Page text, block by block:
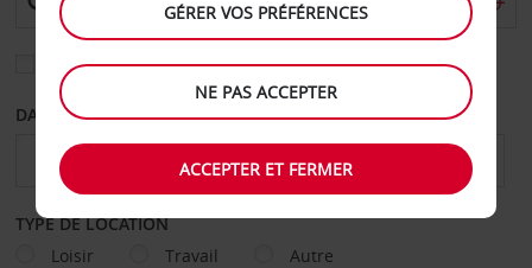
Sélectionnez une autre agence de retour
DATE DE DÉPART DATE DE RETOUR
TYPE DE LOCATION
Loisir
Travail Autre
GÉRER VOS PRÉFÉRENCES
NE PAS ACCEPTER
ACCEPTER ET FERMER